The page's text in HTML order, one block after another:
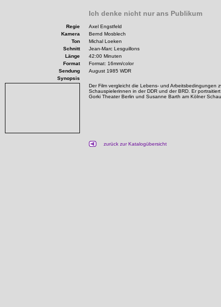
Ich denke nicht nur ans Publikum
Regie
Axel Engstfeld
Kamera
Bernd Mosblech
Ton
Michal Loeken
Schnitt
Jean-Marc Lesguillons
Länge
42:00 Minuten
Format
Format: 16mm/color
Sendung
August 1985 WDR
Synopsis
Der Film vergleicht die Lebens- und Arbeitsbedingungen
Schauspielerinnen in der DDR und der BRD. Er
Gorki Theater Berlin und Susanne Barth am Kölner
zurück zur Katalogübersicht